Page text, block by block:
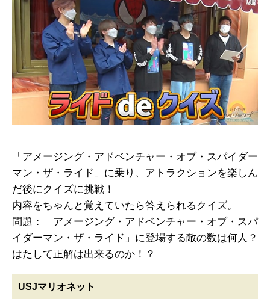
「アメージング・アドベンチャー・オブ・スパイダー
マン・ザ・ライド」に乗り、アトラクションを楽しん
だ後にクイズに挑戦！
内容をちゃんと覚えていたら答えられるクイズ。
問題：「アメージング・アドベンチャー・オブ・スパ
イダーマン・ザ・ライド」に登場する敵の数は何人？
はたして正解は出来るのか！？
USJマリオネット